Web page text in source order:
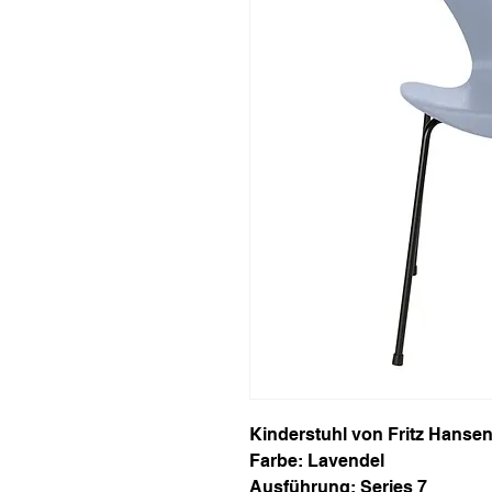
Kinderstuhl von Fritz Hansen
Farbe: Lavendel
Ausführung: Series 7